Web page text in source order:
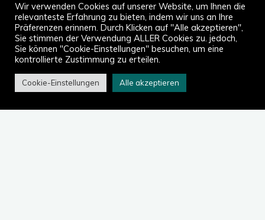
StartInformationen
Wir verwenden Cookies auf unserer Website, um Ihnen die
relevanteste Erfahrung zu bieten, indem wir uns an Ihre
Präferenzen erinnern. Durch Klicken auf "Alle akzeptieren",
Sie stimmen der Verwendung ALLER Cookies zu. jedoch,
Sie können "Cookie-Einstellungen" besuchen, um eine
kontrollierte Zustimmung zu erteilen.
Cookie-Einstellungen Alle akzeptieren